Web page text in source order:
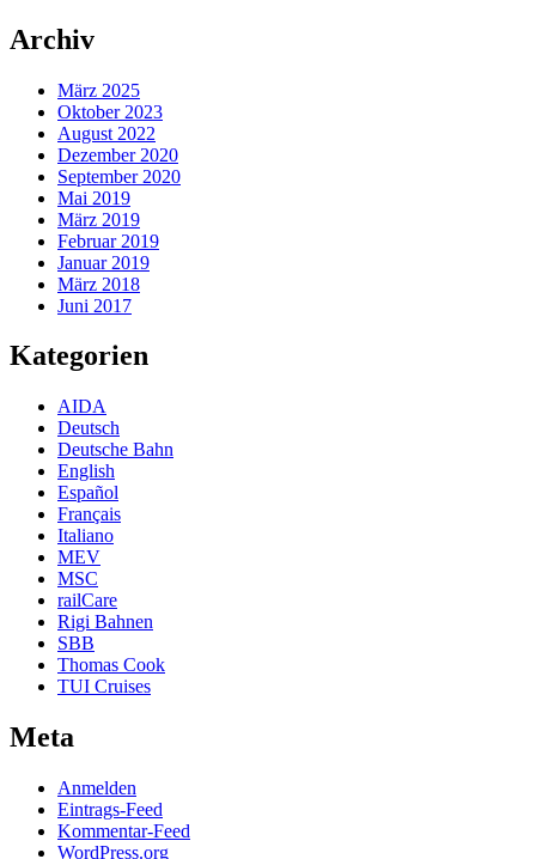
Archiv
März 2025
Oktober 2023
August 2022
Dezember 2020
September 2020
Mai 2019
März 2019
Februar 2019
Januar 2019
März 2018
Juni 2017
Kategorien
AIDA
Deutsch
Deutsche Bahn
English
Español
Français
Italiano
MEV
MSC
railCare
Rigi Bahnen
SBB
Thomas Cook
TUI Cruises
Meta
Anmelden
Eintrags-Feed
Kommentar-Feed
WordPress.org